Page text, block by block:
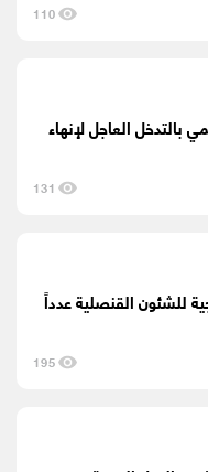
110
بالتدخل العاجل لإنهاء
131
للشئون القنصلية عدداً
195